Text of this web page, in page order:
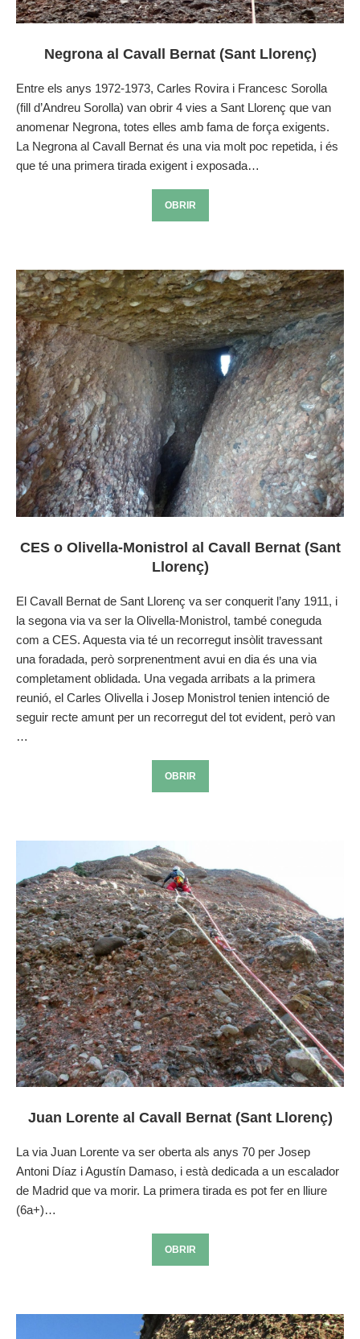
Negrona al Cavall Bernat (Sant Llorenç)
Entre els anys 1972-1973, Carles Rovira i Francesc Sorolla
(fill d’Andreu Sorolla) van obrir 4 vies a Sant Llorenç que van
anomenar Negrona, totes elles amb fama de força exigents.
La Negrona al Cavall Bernat és una via molt poc repetida, i és
que té una primera tirada exigent i exposada…
OBRIR
CES o Olivella-Monistrol al Cavall Bernat (Sant
Llorenç)
El Cavall Bernat de Sant Llorenç va ser conquerit l’any 1911, i
la segona via va ser la Olivella-Monistrol, també coneguda
com a CES. Aquesta via té un recorregut insòlit travessant
una foradada, però sorprenentment avui en dia és una via
completament oblidada. Una vegada arribats a la primera
reunió, el Carles Olivella i Josep Monistrol tenien intenció de
seguir recte amunt per un recorregut del tot evident, però van
…
OBRIR
Juan Lorente al Cavall Bernat (Sant Llorenç)
La via Juan Lorente va ser oberta als anys 70 per Josep
Antoni Díaz i Agustín Damaso, i està dedicada a un escalador
de Madrid que va morir. La primera tirada es pot fer en lliure
(6a+)…
OBRIR